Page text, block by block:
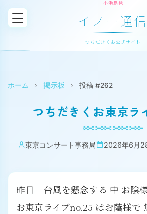
小浜島発
イノー通信
つちだきくお公式サイト
ホーム › 掲示板 › 投稿 #262
つちだきくお東京ラ
東京コンサート事務局 2026年6月
昨日 台風を懸念する 中 お陰
お東京ライブno.25 はお蔭様で